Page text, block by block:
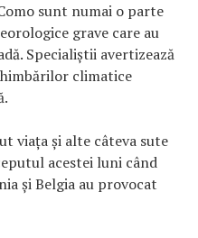
sunt numai o parte
grave care au
Specialiștii avertizează
climatice
viața și alte câteva sute
acestei luni când
și Belgia au provocat